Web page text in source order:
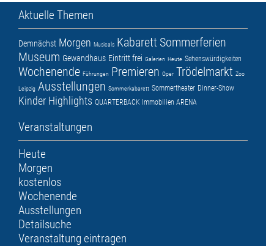
Aktuelle Themen
Demnächst Morgen Musicals Kabarett Sommerferien
Museum Gewandhaus Eintritt frei Galerien Heute Sehenswürdigkeiten
Wochenende Führungen Premieren Oper Trödelmarkt Zoo
Leipzig Ausstellungen Sommerkabarett Sommertheater Dinner-Show
Kinder Highlights QUARTERBACK Immobilien ARENA
Veranstaltungen
Heute
Morgen
kostenlos
Wochenende
Ausstellungen
Detailsuche
Veranstaltung eintragen